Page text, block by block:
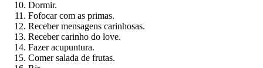
Dormir.
Fofocar com as primas.
Receber mensagens carinhosas.
Receber carinho do love.
Fazer acupuntura.
Comer salada de frutas.